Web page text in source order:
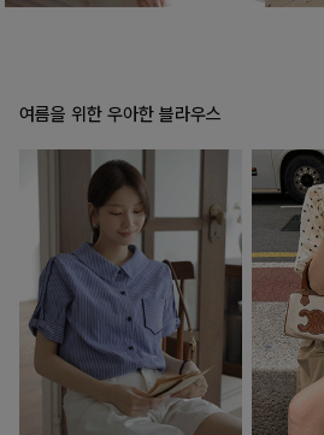
여름을 위한 우아한 블라우스